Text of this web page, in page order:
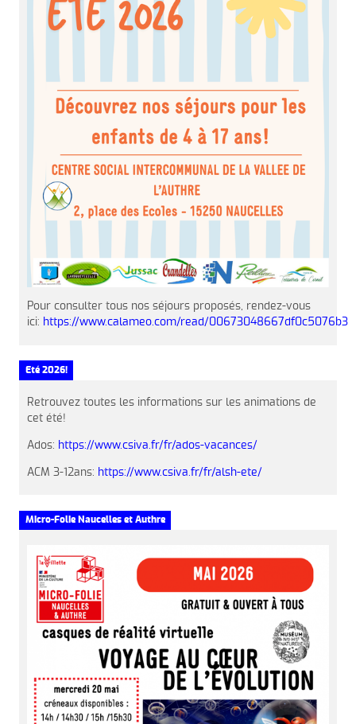
Pour consulter tous nos séjours proposés, rendez-vous
ici: https://www.calameo.com/read/00673048667df0c5076b3
Eté 2026!
Retrouvez toutes les informations sur les animations de
cet été!
Ados: https://www.csiva.fr/fr/ados-vacances/
ACM 3-12ans: https://www.csiva.fr/fr/alsh-ete/
Micro-Folie Naucelles et Authre